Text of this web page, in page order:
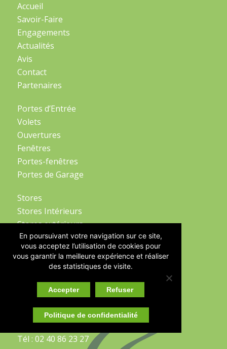
Accueil
Savoir-Faire
Engagements
Actualités
Avis
Contact
Partenaires
Portes d’Entrée
Volets
Ouvertures
Fenêtres
Portes-fenêtres
Portes de Garage
Stores
Stores Intérieurs
Stores extérieurs
Portails et Clôtures
Garde-Corps
CONTACTEZ-NOUS
102 Rue des Fâneurs
44220 Couëron
Tél : 02 40 86 23 27
En poursuivant votre navigation sur ce site,
vous acceptez l’utilisation de cookies pour
vous garantir la meilleure expérience et réaliser
des statistiques de visite.
Accepter Refuser
Politique de confidentialité